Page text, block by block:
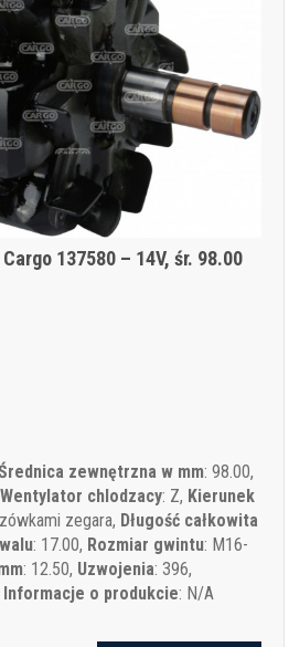
137580 – 14V, śr. 98.00
zewnętrzna w mm: 98.00,
Wentylator chlodzacy: Z, Kierunek
zegara, Długość całkowita
: 17.00, Rozmiar gwintu: M16-
: 12.50, Uzwojenia: 396,
Informacje o produkcie: N/A